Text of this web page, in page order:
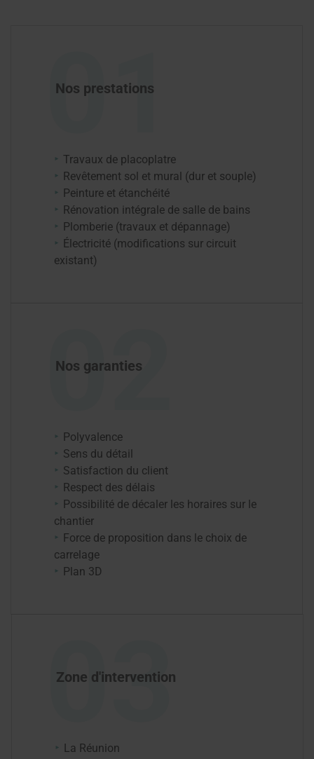
01
Nos prestations
Travaux de placoplatre
Revêtement sol et mural (dur et souple)
Peinture et étanchéité
Rénovation intégrale de salle de bains
Plomberie (travaux et dépannage)
Électricité (modifications sur circuit
existant)
02
Nos garanties
Polyvalence
Sens du détail
Satisfaction du client
Respect des délais
Possibilité de décaler les horaires sur le
chantier
Force de proposition dans le choix de
carrelage
Plan 3D
03
Zone d'intervention
La Réunion